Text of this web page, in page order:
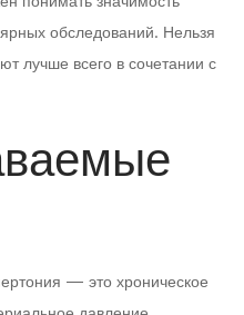
обследований. Нельзя
лучше всего в сочетании с
— это хроническое